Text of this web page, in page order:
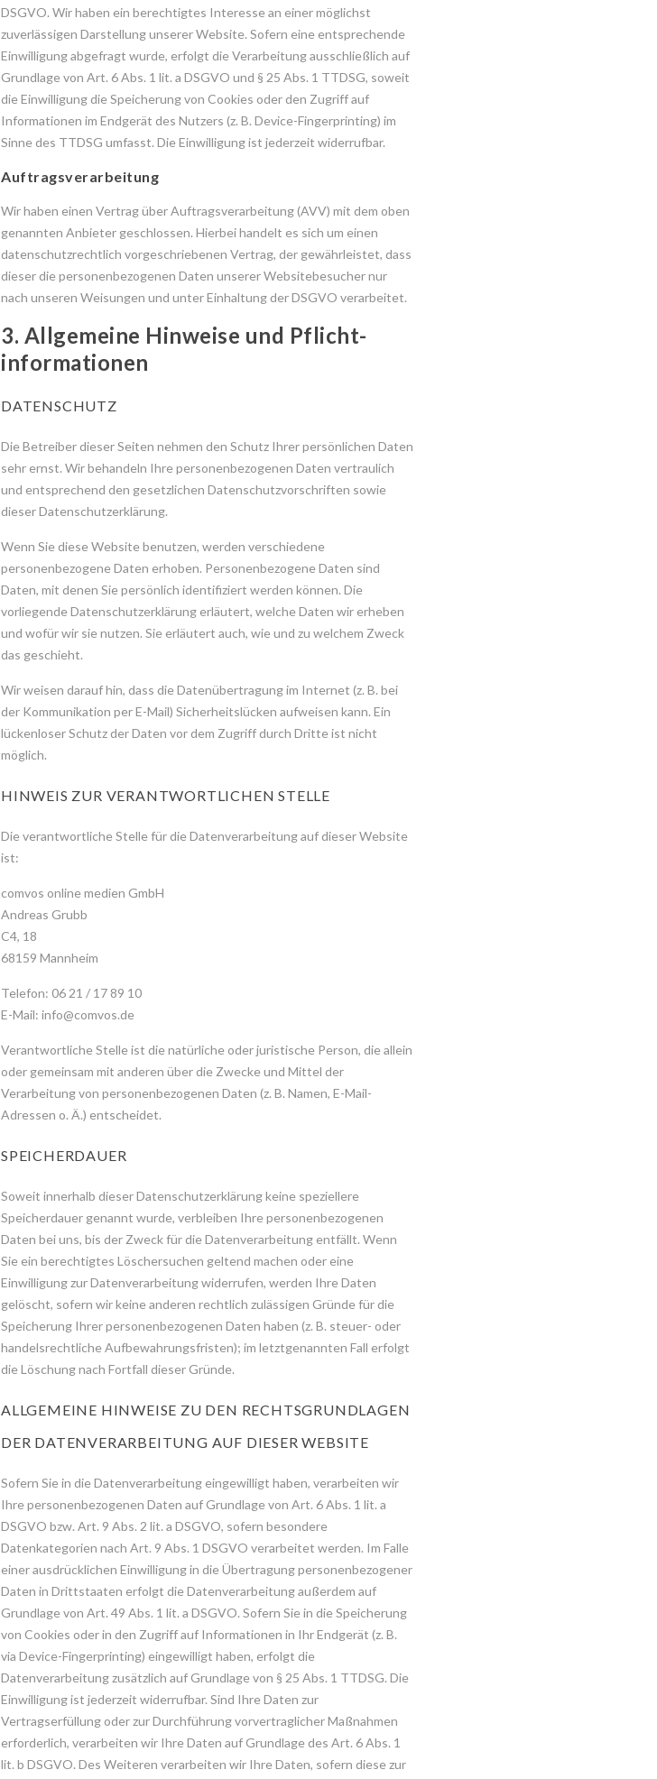
DSGVO. Wir haben ein berechtigtes Interesse an einer möglichst
zuverlässigen Darstellung unserer Website. Sofern eine entsprechende
Einwilligung abgefragt wurde, erfolgt die Verarbeitung ausschließlich auf
Grundlage von Art. 6 Abs. 1 lit. a DSGVO und § 25 Abs. 1 TTDSG, soweit
die Einwilligung die Speicherung von Cookies oder den Zugriff auf
Informationen im Endgerät des Nutzers (z. B. Device-Fingerprinting) im
Sinne des TTDSG umfasst. Die Einwilligung ist jederzeit widerrufbar.
Auftragsverarbeitung
Wir haben einen Vertrag über Auftragsverarbeitung (AVV) mit dem oben
genannten Anbieter geschlossen. Hierbei handelt es sich um einen
datenschutzrechtlich vorgeschriebenen Vertrag, der gewährleistet, dass
dieser die personenbezogenen Daten unserer Websitebesucher nur
nach unseren Weisungen und unter Einhaltung der DSGVO verarbeitet.
3. Allgemeine Hinweise und Pflicht­
informationen
DATENSCHUTZ
Die Betreiber dieser Seiten nehmen den Schutz Ihrer persönlichen Daten
sehr ernst. Wir behandeln Ihre personenbezogenen Daten vertraulich
und entsprechend den gesetzlichen Datenschutzvorschriften sowie
dieser Datenschutzerklärung.
Wenn Sie diese Website benutzen, werden verschiedene
personenbezogene Daten erhoben. Personenbezogene Daten sind
Daten, mit denen Sie persönlich identifiziert werden können. Die
vorliegende Datenschutzerklärung erläutert, welche Daten wir erheben
und wofür wir sie nutzen. Sie erläutert auch, wie und zu welchem Zweck
das geschieht.
Wir weisen darauf hin, dass die Datenübertragung im Internet (z. B. bei
der Kommunikation per E-Mail) Sicherheitslücken aufweisen kann. Ein
lückenloser Schutz der Daten vor dem Zugriff durch Dritte ist nicht
möglich.
HINWEIS ZUR VERANTWORTLICHEN STELLE
Die verantwortliche Stelle für die Datenverarbeitung auf dieser Website
ist:
comvos online medien GmbH
Andreas Grubb
C4, 18
68159 Mannheim
Telefon: 06 21 / 17 89 10
E-Mail: info@comvos.de
Verantwortliche Stelle ist die natürliche oder juristische Person, die allein
oder gemeinsam mit anderen über die Zwecke und Mittel der
Verarbeitung von personenbezogenen Daten (z. B. Namen, E-Mail-
Adressen o. Ä.) entscheidet.
SPEICHERDAUER
Soweit innerhalb dieser Datenschutzerklärung keine speziellere
Speicherdauer genannt wurde, verbleiben Ihre personenbezogenen
Daten bei uns, bis der Zweck für die Datenverarbeitung entfällt. Wenn
Sie ein berechtigtes Löschersuchen geltend machen oder eine
Einwilligung zur Datenverarbeitung widerrufen, werden Ihre Daten
gelöscht, sofern wir keine anderen rechtlich zulässigen Gründe für die
Speicherung Ihrer personenbezogenen Daten haben (z. B. steuer- oder
handelsrechtliche Aufbewahrungsfristen); im letztgenannten Fall erfolgt
die Löschung nach Fortfall dieser Gründe.
ALLGEMEINE HINWEISE ZU DEN RECHTSGRUNDLAGEN
DER DATENVERARBEITUNG AUF DIESER WEBSITE
Sofern Sie in die Datenverarbeitung eingewilligt haben, verarbeiten wir
Ihre personenbezogenen Daten auf Grundlage von Art. 6 Abs. 1 lit. a
DSGVO bzw. Art. 9 Abs. 2 lit. a DSGVO, sofern besondere
Datenkategorien nach Art. 9 Abs. 1 DSGVO verarbeitet werden. Im Falle
einer ausdrücklichen Einwilligung in die Übertragung personenbezogener
Daten in Drittstaaten erfolgt die Datenverarbeitung außerdem auf
Grundlage von Art. 49 Abs. 1 lit. a DSGVO. Sofern Sie in die Speicherung
von Cookies oder in den Zugriff auf Informationen in Ihr Endgerät (z. B.
via Device-Fingerprinting) eingewilligt haben, erfolgt die
Datenverarbeitung zusätzlich auf Grundlage von § 25 Abs. 1 TTDSG. Die
Einwilligung ist jederzeit widerrufbar. Sind Ihre Daten zur
Vertragserfüllung oder zur Durchführung vorvertraglicher Maßnahmen
erforderlich, verarbeiten wir Ihre Daten auf Grundlage des Art. 6 Abs. 1
lit. b DSGVO. Des Weiteren verarbeiten wir Ihre Daten, sofern diese zur